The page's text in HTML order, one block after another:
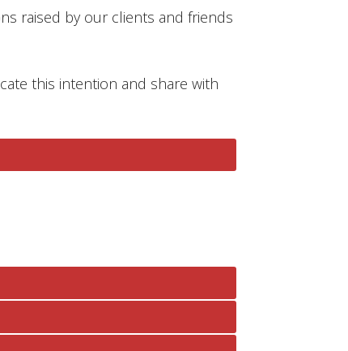
raised by our clients and friends
this intention and share with